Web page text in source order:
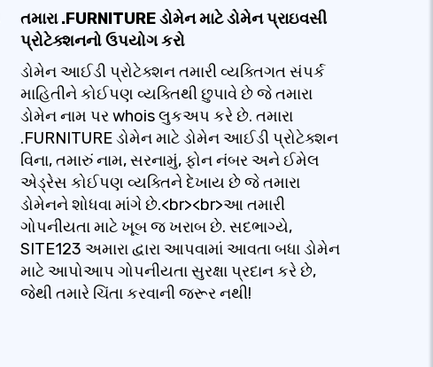
તમારા .FURNITURE ડોમેન માટે ડોમેન પ્રાઇવસી
પ્રોટેક્શનનો ઉપયોગ કરો
ડોમેન આઈડી પ્રોટેક્શન તમારી વ્યક્તિગત સંપર્ક
માહિતીને કોઈપણ વ્યક્તિથી છુપાવે છે જે તમારા
ડોમેન નામ પર whois લુકઅપ કરે છે. તમારા
.FURNITURE ડોમેન માટે ડોમેન આઈડી પ્રોટેક્શન
વિના, તમારું નામ, સરનામું, ફોન નંબર અને ઈમેલ
એડ્રેસ કોઈપણ વ્યક્તિને દેખાય છે જે તમારા
ડોમેનને શોધવા માંગે છે.<br><br>આ તમારી
ગોપનીયતા માટે ખૂબ જ ખરાબ છે. સદભાગ્યે,
SITE123 અમારા દ્વારા આપવામાં આવતા બધા ડોમેન
માટે આપોઆપ ગોપનીયતા સુરક્ષા પ્રદાન કરે છે,
જેથી તમારે ચિંતા કરવાની જરૂર નથી!